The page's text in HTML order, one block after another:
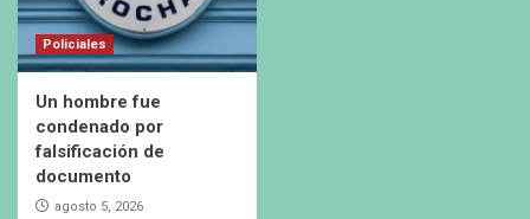
Policiales
Un hombre fue
condenado por
falsificación de
documento
agosto 5, 2026